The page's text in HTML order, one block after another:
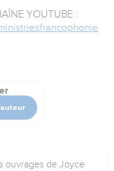
YOUTUBE :
ouvrages de Joyce